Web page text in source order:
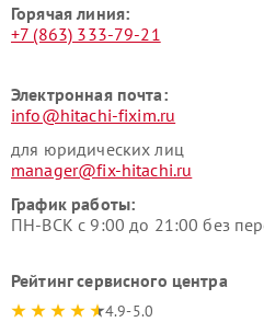
Горячая линия:
+7 (863) 333-79-21
Электронная почта:
info@hitachi-fixim.ru
для юридических лиц
manager@fix-hitachi.ru
График работы:
ПН-ВСК с 9:00 до 21:00 без
Рейтинг сервисного центра
4.9-5.0